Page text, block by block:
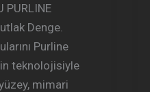
PURLINE
Denge.
Purline
teknolojisiyle
mimari